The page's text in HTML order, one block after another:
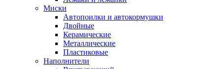
Миски
Автопоилки и автокормушки
Двойные
Керамические
Металлические
Пластиковые
Наполнители